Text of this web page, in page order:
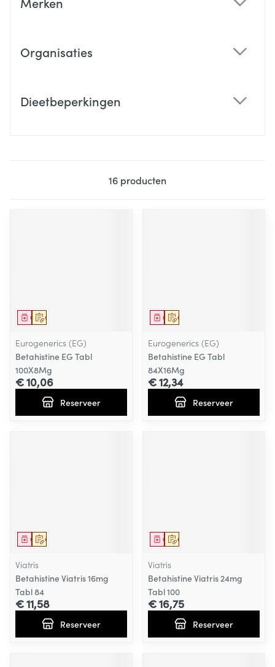
Organisaties
Dieetbeperkingen
16 producten
Op voorschrift
Geneesmiddel
Eurogenerics (EG)
Betahistine EG Tabl
100X8Mg
€ 10,06
Reserveer
Op voorschrift
Geneesmiddel
Eurogenerics (EG)
Betahistine EG Tabl
84X16Mg
€ 12,34
Reserveer
Op voorschrift
Geneesmiddel
Viatris
Betahistine Viatris 16mg
Tabl 84
€ 11,58
Reserveer
Op voorschrift
Geneesmiddel
Viatris
Betahistine Viatris 24mg
Tabl 100
€ 16,75
Reserveer